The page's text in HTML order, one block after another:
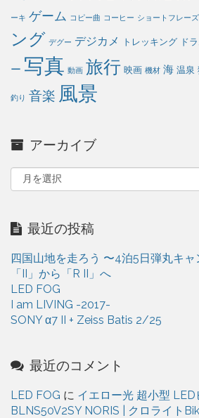
ーキ ゲーム コピー曲 コーヒー ショートフレーズ
ング デグー デジカメ トレッキング ド
ー 写真 動画 旅行 映画 機材 海 温泉
釣り 音楽 風景
アーカイブ
ア
ー
イ
ブ 最近の投稿
四国山地を走ろう 〜4泊5日弾丸キャ
「II」から「R II」へ
LED FOG
I am LIVING -2017-
SONY α7 II + Zeiss Batis 2/25
最近のコメント
LED FOG に イエロー光 超小型
BLNS50V2SY NORIS | クロライト